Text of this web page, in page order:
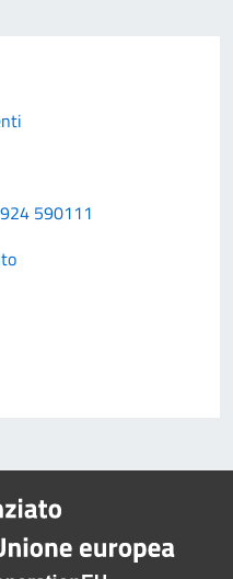
590111